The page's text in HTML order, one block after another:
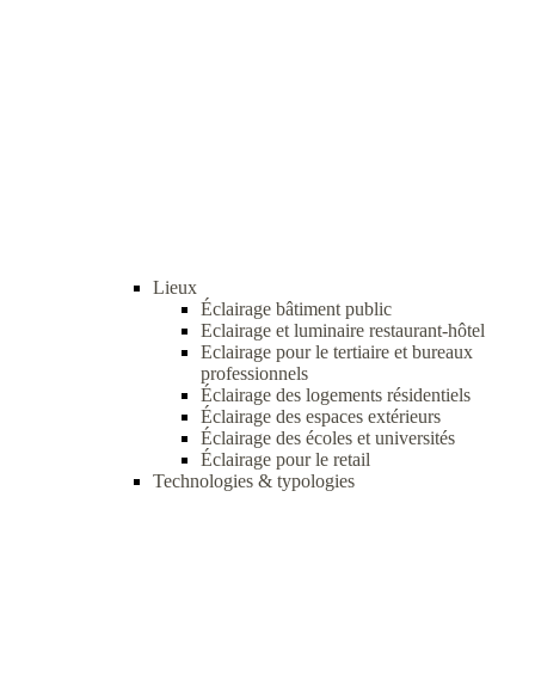
Lieux
Éclairage bâtiment public
Eclairage et luminaire restaurant-hôtel
Eclairage pour le tertiaire et bureaux
professionnels
Éclairage des logements résidentiels
Éclairage des espaces extérieurs
Éclairage des écoles et universités
Éclairage pour le retail
Technologies & typologies